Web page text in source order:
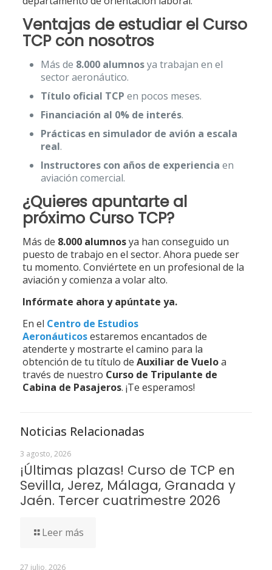
Ventajas de estudiar el Curso
TCP con nosotros
Más de 8.000 alumnosya trabajan en el
sector aeronáutico.
Título oficial TCP en pocos meses.
Financiación al 0% de interés.
Prácticas en simulador de avión a escala
real.
Instructores con años de experiencia en
aviación comercial.
¿Quieres apuntarte al
próximo Curso TCP?
Más de 8.000 alumnosya han conseguido un
puesto de trabajo en el sector. Ahora puede ser
tu momento. Conviértete en un profesional de la
aviación y comienza a volar alto.
Infórmate ahora y apúntate ya.
En el Centro de Estudios
Aeronáuticosestaremos encantados de
atenderte y mostrarte el camino para la
obtención de tu título de Auxiliar de Vueloa
través de nuestro Curso de Tripulante de
Cabina de Pasajeros. ¡Te esperamos!
Noticias Relacionadas
3 agosto, 2026
¡Últimas plazas! Curso de TCP en
Sevilla, Jerez, Málaga, Granada y
Jaén. Tercer cuatrimestre 2026
Leer más
27 julio, 2026